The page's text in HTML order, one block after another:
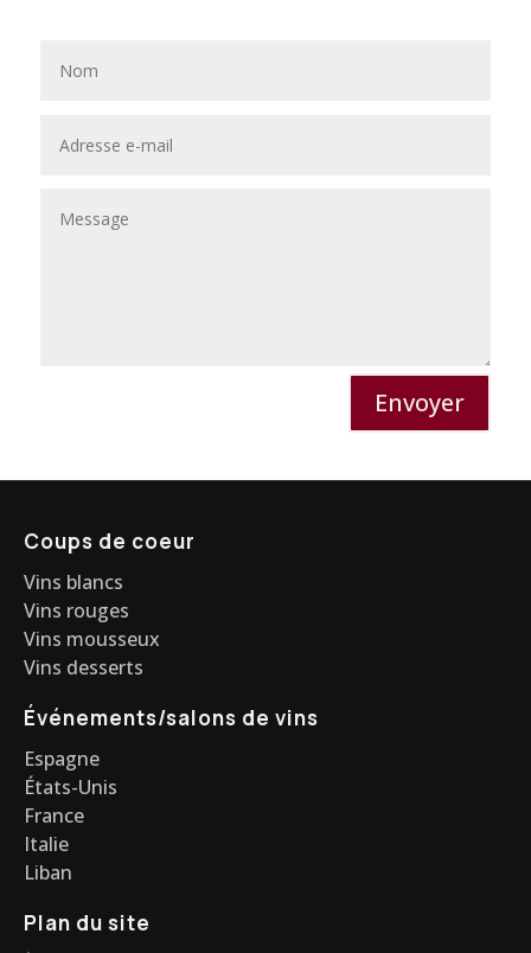
Envoyer
Coups de coeur
Vins blancs
Vins rouges
Vins mousseux
Vins desserts
Événements/salons de vins
Espagne
États-Unis
France
Italie
Liban
Plan du site